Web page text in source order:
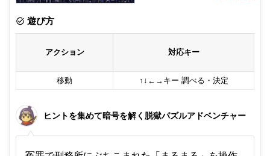
遊び方
アクション 対応キー
移動 ↑↓←→キー 調べる・決定
ヒントを集めて暗号を解く脱獄パズルアドベンチャー